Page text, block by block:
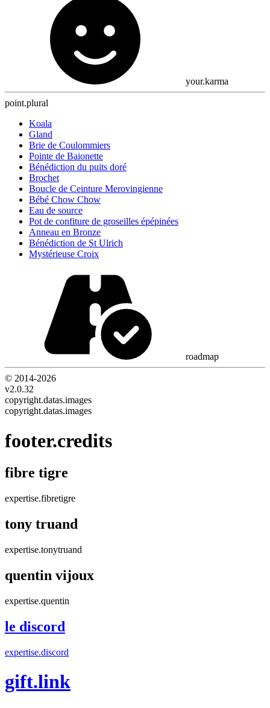
your.karma
point.plural
Koala
Gland
Brie de Coulommiers
Pointe de Baionette
Bénédiction du puits doré
Brochet
Boucle de Ceinture Merovingienne
Bébé Chow Chow
Eau de source
Pot de confiture de groseilles épépinées
Anneau en Bronze
Bénédiction de St Ulrich
Mystérieuse Croix
roadmap
© 2014-2026
v2.0.32
copyright.datas.images
copyright.datas.images
footer.credits
fibre tigre
expertise.fibretigre
tony truand
expertise.tonytruand
quentin vijoux
expertise.quentin
le discord
expertise.discord
gift.link